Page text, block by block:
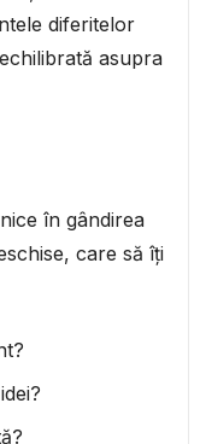
diferitelor
asupra
în gândirea
care să îți